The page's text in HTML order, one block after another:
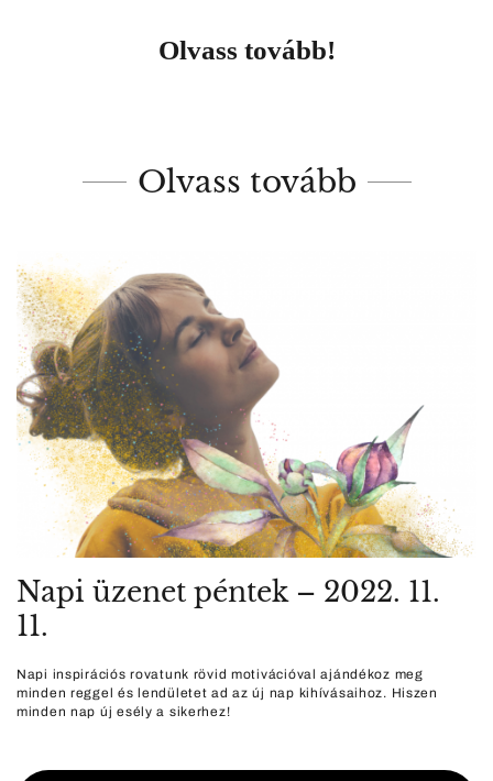
Olvass tovább!
Olvass tovább
Napi üzenet péntek – 2022. 11.
11.
Napi inspirációs rovatunk rövid motivációval ajándékoz meg
minden reggel és lendületet ad az új nap kihívásaihoz. Hiszen
minden nap új esély a sikerhez!